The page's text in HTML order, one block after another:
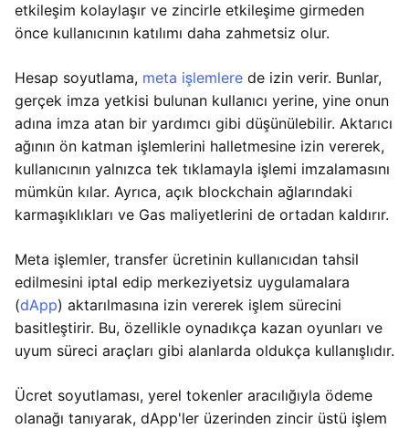
etkileşim kolaylaşır ve zincirle etkileşime girmeden
önce kullanıcının katılımı daha zahmetsiz olur.
Hesap soyutlama, meta işlemlere de izin verir. Bunlar,
gerçek imza yetkisi bulunan kullanıcı yerine, yine onun
adına imza atan bir yardımcı gibi düşünülebilir. Aktarıcı
ağının ön katman işlemlerini halletmesine izin vererek,
kullanıcının yalnızca tek tıklamayla işlemi imzalamasını
mümkün kılar. Ayrıca, açık blockchain ağlarındaki
karmaşıklıkları ve Gas maliyetlerini de ortadan kaldırır.
Meta işlemler, transfer ücretinin kullanıcıdan tahsil
edilmesini iptal edip merkeziyetsiz uygulamalara
(dApp) aktarılmasına izin vererek işlem sürecini
basitleştirir. Bu, özellikle oynadıkça kazan oyunları ve
uyum süreci araçları gibi alanlarda oldukça kullanışlıdır.
Ücret soyutlaması, yerel tokenler aracılığıyla ödeme
olanağı tanıyarak, dApp'ler üzerinden zincir üstü işlem